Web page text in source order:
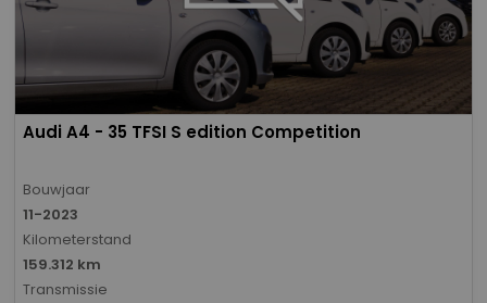
Audi A4 - 35 TFSI S edition Competition
Bouwjaar
11-2023
Kilometerstand
159.312 km
Transmissie